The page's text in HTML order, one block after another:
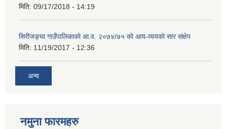
मिति: 09/17/2018 - 14:19
सिरीजङ्घा गाउँपालिकाको आ.व. २०७४/७५ को आय-व्ययको सार संक्षेप
मिति: 11/19/2017 - 12:36
अन्य
नमुना फारमहरु